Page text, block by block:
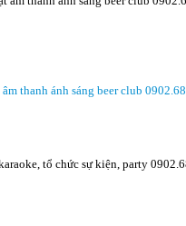
thanh ánh sáng beer club